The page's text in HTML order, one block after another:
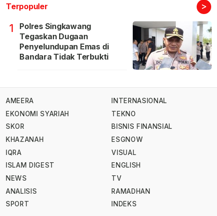
Terpopuler >
1
Polres Singkawang
Tegaskan Dugaan
Penyelundupan Emas di
Bandara Tidak Terbukti
AMEERA
EKONOMI SYARIAH
SKOR
KHAZANAH
IQRA
ISLAM DIGEST
NEWS
ANALISIS
SPORT
INTERNASIONAL
TEKNO
BISNIS FINANSIAL
ESGNOW
VISUAL
ENGLISH
TV
RAMADHAN
INDEKS